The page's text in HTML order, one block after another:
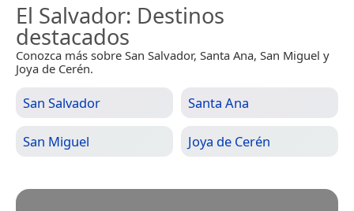
El Salvador: Destinos
destacados
Conozca más sobre San Salvador, Santa Ana, San Miguel y
Joya de Cerén.
San Salvador Santa Ana
San Miguel Joya de Cerén